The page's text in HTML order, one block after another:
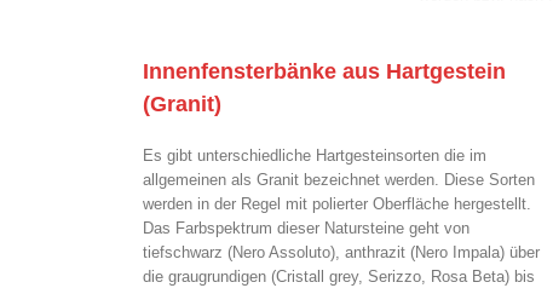
Innenfensterbänke aus Hartgestein
(Granit)
Es gibt unterschiedliche Hartgesteinsorten die im
allgemeinen als Granit bezeichnet werden. Diese Sorten
werden in der Regel mit polierter Oberfläche hergestellt.
Das Farbspektrum dieser Natursteine geht von
tiefschwarz (Nero Assoluto), anthrazit (Nero Impala) über
die graugrundigen (Cristall grey, Serizzo, Rosa Beta) bis